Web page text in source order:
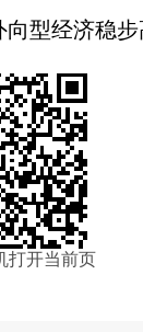
型经济稳步
打开当前页